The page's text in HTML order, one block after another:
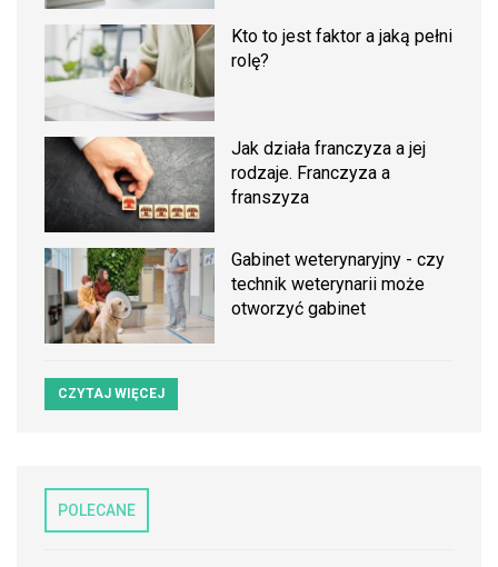
Kto to jest faktor a jaką pełni
rolę?
Jak działa franczyza a jej
rodzaje. Franczyza a
franszyza
Gabinet weterynaryjny - czy
technik weterynarii może
otworzyć gabinet
CZYTAJ WIĘCEJ
POLECANE